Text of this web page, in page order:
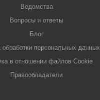
Ведомства
Вопросы и ответы
Блог
обработки персональных данных
в отношении файлов Cookie
Правообладатели